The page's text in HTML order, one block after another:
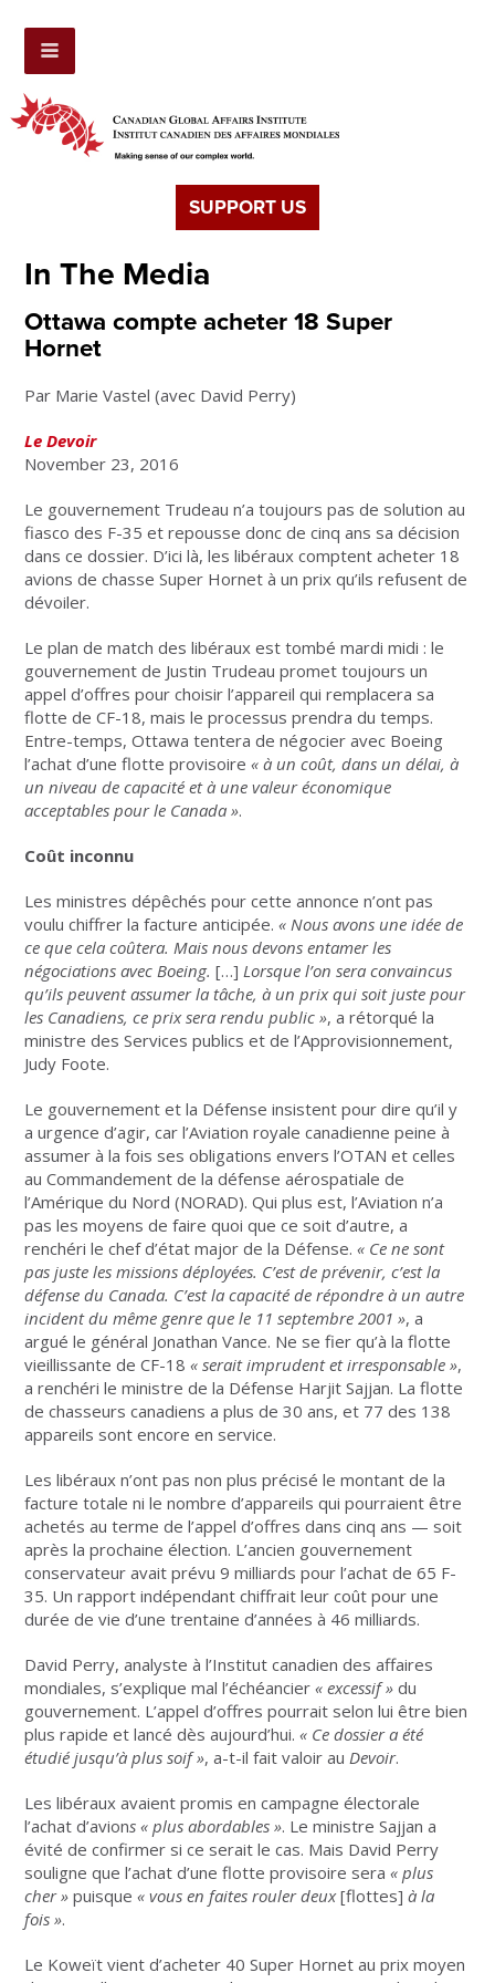
SUPPORT US
In The Media
Ottawa compte acheter 18 Super
Hornet
Par Marie Vastel (avec David Perry)
Le Devoir
November 23, 2016
Le gouvernement Trudeau n’a toujours pas de solution au
fiasco des F-35 et repousse donc de cinq ans sa décision
dans ce dossier. D’ici là, les libéraux comptent acheter 18
avions de chasse Super Hornet à un prix qu’ils refusent de
dévoiler.
Le plan de match des libéraux est tombé mardi midi : le
gouvernement de Justin Trudeau promet toujours un
appel d’offres pour choisir l’appareil qui remplacera sa
flotte de CF-18, mais le processus prendra du temps.
Entre-temps, Ottawa tentera de négocier avec Boeing
l’achat d’une flotte provisoire « à un coût, dans un délai, à
un niveau de capacité et à une valeur économique
acceptables pour le Canada ».
Coût inconnu
Les ministres dépêchés pour cette annonce n’ont pas
voulu chiffrer la facture anticipée. « Nous avons une idée de
ce que cela coûtera. Mais nous devons entamer les
négociations avec Boeing.[…] Lorsque l’on sera convaincus
qu’ils peuvent assumer la tâche, à un prix qui soit juste pour
les Canadiens, ce prix sera rendu public », a rétorqué la
ministre des Services publics et de l’Approvisionnement,
Judy Foote.
Le gouvernement et la Défense insistent pour dire qu’il y
a urgence d’agir, car l’Aviation royale canadienne peine à
assumer à la fois ses obligations envers l’OTAN et celles
au Commandement de la défense aérospatiale de
l’Amérique du Nord (NORAD). Qui plus est, l’Aviation n’a
pas les moyens de faire quoi que ce soit d’autre, a
renchéri le chef d’état major de la Défense. « Ce ne sont
pas juste les missions déployées. C’est de prévenir, c’est la
défense du Canada. C’est la capacité de répondre à un autre
incident du même genre que le 11 septembre 2001 », a
argué le général Jonathan Vance. Ne se fier qu’à la flotte
vieillissante de CF-18 « serait imprudent et irresponsable »,
a renchéri le ministre de la Défense Harjit Sajjan. La flotte
de chasseurs canadiens a plus de 30 ans, et 77 des 138
appareils sont encore en service.
Les libéraux n’ont pas non plus précisé le montant de la
facture totale ni le nombre d’appareils qui pourraient être
achetés au terme de l’appel d’offres dans cinq ans — soit
après la prochaine élection. L’ancien gouvernement
conservateur avait prévu 9 milliards pour l’achat de 65 F-
35. Un rapport indépendant chiffrait leur coût pour une
durée de vie d’une trentaine d’années à 46 milliards.
David Perry, analyste à l’Institut canadien des affaires
mondiales, s’explique mal l’échéancier « excessif »du
gouvernement. L’appel d’offres pourrait selon lui être bien
plus rapide et lancé dès aujourd’hui. « Ce dossier a été
étudié jusqu’à plus soif », a-t-il fait valoir au Devoir.
Les libéraux avaient promis en campagne électorale
l’achat d’avions « plus abordables ». Le ministre Sajjan a
évité de confirmer si ce serait le cas. Mais David Perry
souligne que l’achat d’une flotte provisoire sera « plus
cher »puisque« vous en faites rouler deux[flottes] à la
fois ».
Le Koweït vient d’acheter 40 Super Hornet au prix moyen